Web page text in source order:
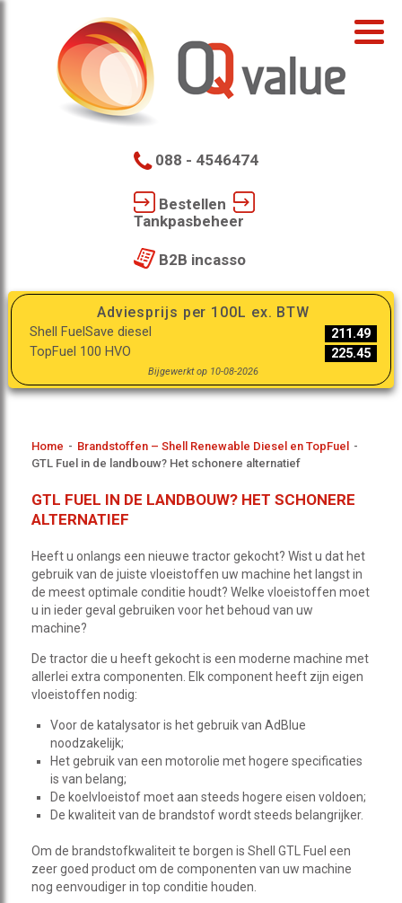
088 - 4546474
Bestellen
Tankpasbeheer
B2B incasso
Adviesprijs per 100L ex. BTW
Shell FuelSave diesel
211.49
TopFuel 100 HVO
225.45
Bijgewerkt op 10-08-2026
Home - Brandstoffen – Shell Renewable Diesel en TopFuel
-
GTL Fuel in de landbouw? Het schonere alternatief
GTL FUEL IN DE LANDBOUW? HET SCHONERE
ALTERNATIEF
Heeft u onlangs een nieuwe tractor gekocht? Wist u dat het
gebruik van de juiste vloeistoffen uw machine het langst in
de meest optimale conditie houdt? Welke vloeistoffen moet
u in ieder geval gebruiken voor het behoud van uw
machine?
De tractor die u heeft gekocht is een moderne machine met
allerlei extra componenten. Elk component heeft zijn eigen
vloeistoffen nodig:
Voor de katalysator is het gebruik van AdBlue
noodzakelijk;
Het gebruik van een motorolie met hogere specificaties
is van belang;
De koelvloeistof moet aan steeds hogere eisen voldoen;
De kwaliteit van de brandstof wordt steeds belangrijker.
Om de brandstofkwaliteit te borgen is Shell GTL Fuel een
zeer goed product om de componenten van uw machine
nog eenvoudiger in top conditie houden.